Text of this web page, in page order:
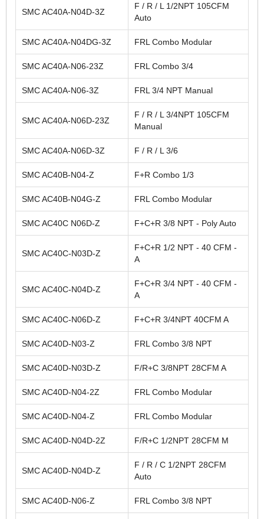
SMC AC40A-N04D-3Z
F / R / L 1/2NPT 105CFM
Auto
SMC AC40A-N04DG-3Z FRL Combo Modular
SMC AC40A-N06-23Z FRL Combo 3/4
SMC AC40A-N06-3Z FRL 3/4 NPT Manual
SMC AC40A-N06D-23Z
F / R / L 3/4NPT 105CFM
Manual
SMC AC40A-N06D-3Z F / R / L 3/6
SMC AC40B-N04-Z F+R Combo 1/3
SMC AC40B-N04G-Z FRL Combo Modular
SMC AC40C N06D-Z F+C+R 3/8 NPT - Poly Auto
SMC AC40C-N03D-Z
F+C+R 1/2 NPT - 40 CFM -
A
SMC AC40C-N04D-Z
F+C+R 3/4 NPT - 40 CFM -
A
SMC AC40C-N06D-Z F+C+R 3/4NPT 40CFM A
SMC AC40D-N03-Z FRL Combo 3/8 NPT
SMC AC40D-N03D-Z F/R+C 3/8NPT 28CFM A
SMC AC40D-N04-2Z FRL Combo Modular
SMC AC40D-N04-Z FRL Combo Modular
SMC AC40D-N04D-2Z F/R+C 1/2NPT 28CFM M
SMC AC40D-N04D-Z
F / R / C 1/2NPT 28CFM
Auto
SMC AC40D-N06-Z FRL Combo 3/8 NPT